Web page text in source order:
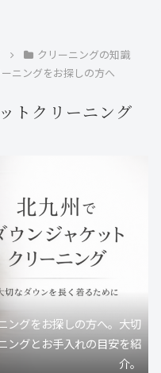
クリーニングの知識
ニングをお探しの方へ
トクリーニング
ングをお探しの方へ。大切
ングとお手入れの目安を紹
介。